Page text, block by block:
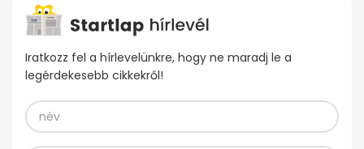
Iratkozz fel a hírlevelünkre, hogy ne maradj le a
legérdekesebb cikkekről!